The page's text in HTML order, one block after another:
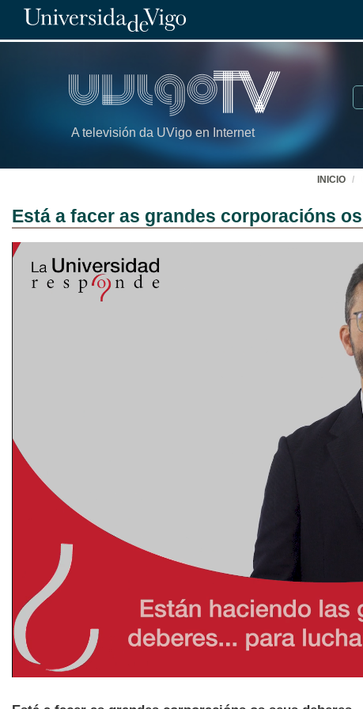
A televisión da UVigo en Internet
INICIO
Está a facer as grandes corporacións